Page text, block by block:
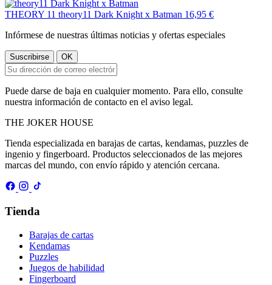
THEORY 11 theory11 Dark Knight x Batman 16,95 €
Infórmese de nuestras últimas noticias y ofertas especiales
Puede darse de baja en cualquier momento. Para ello, consulte
nuestra información de contacto en el aviso legal.
THE JOKER HOUSE
Tienda especializada en barajas de cartas, kendamas, puzzles de
ingenio y fingerboard. Productos seleccionados de las mejores
marcas del mundo, con envío rápido y atención cercana.
Tienda
Barajas de cartas
Kendamas
Puzzles
Juegos de habilidad
Fingerboard